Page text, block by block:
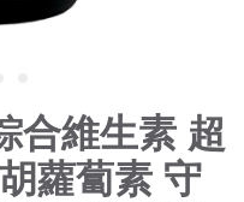
合維生素 超
蘿蔔素 守